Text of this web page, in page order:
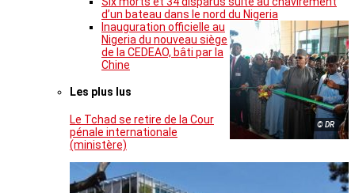
d’un bateau dans le nord du Nigeria
© DR
Inauguration officielle au
Nigeria du nouveau siège
de la CEDEAO, bâti par la
Chine
Les plus lus
Le Tchad se retire de la Cour
pénale internationale
(ministère)